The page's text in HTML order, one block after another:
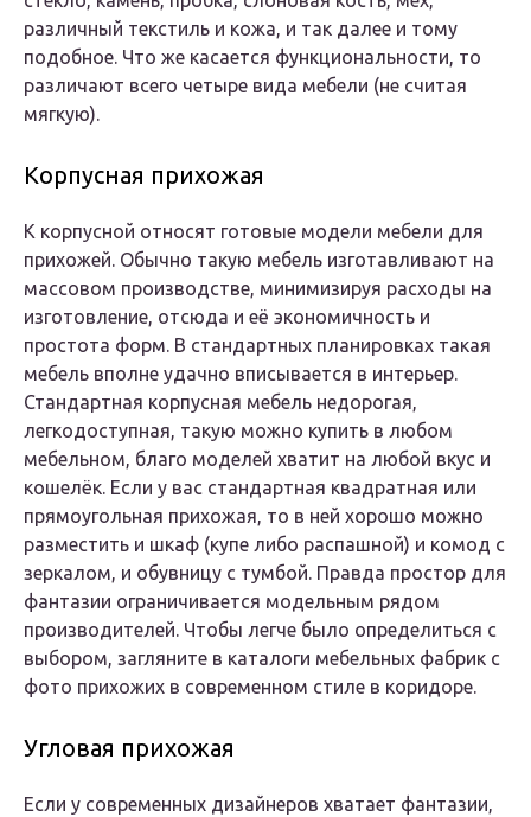
различный текстиль и кожа, и так далее и тому
подобное. Что же касается функциональности, то
различают всего четыре вида мебели (не считая
мягкую).
Корпусная прихожая
К корпусной относят готовые модели мебели для
прихожей. Обычно такую мебель изготавливают на
массовом производстве, минимизируя расходы на
изготовление, отсюда и её экономичность и
простота форм. В стандартных планировках такая
мебель вполне удачно вписывается в интерьер.
Стандартная корпусная мебель недорогая,
легкодоступная, такую можно купить в любом
мебельном, благо моделей хватит на любой вкус и
кошелёк. Если у вас стандартная квадратная или
прямоугольная прихожая, то в ней хорошо можно
разместить и шкаф (купе либо распашной) и комод с
зеркалом, и обувницу с тумбой. Правда простор для
фантазии ограничивается модельным рядом
производителей. Чтобы легче было определиться с
выбором, загляните в каталоги мебельных фабрик с
фото прихожих в современном стиле в коридоре.
Угловая прихожая
Если у современных дизайнеров хватает фантазии,